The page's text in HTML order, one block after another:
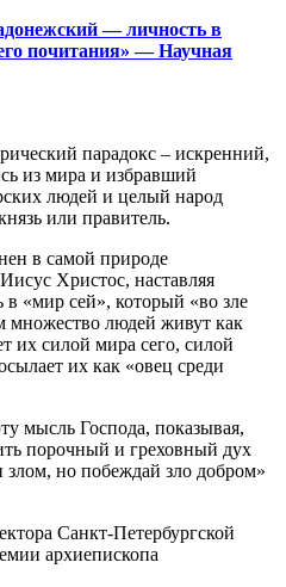
— личность в
почитания» — Научная
парадокс – искренний,
из мира и избравший
людей и целый народ
или правитель.
в самой природе
Христос, наставляя
в «мир сей», который «во зле
множество людей живут как
их силой мира сего, силой
их как «овец среди
мысль Господа, показывая,
порочный и греховный дух
злом, но побеждай зло добром»
Санкт-Петербургской
архиепископа